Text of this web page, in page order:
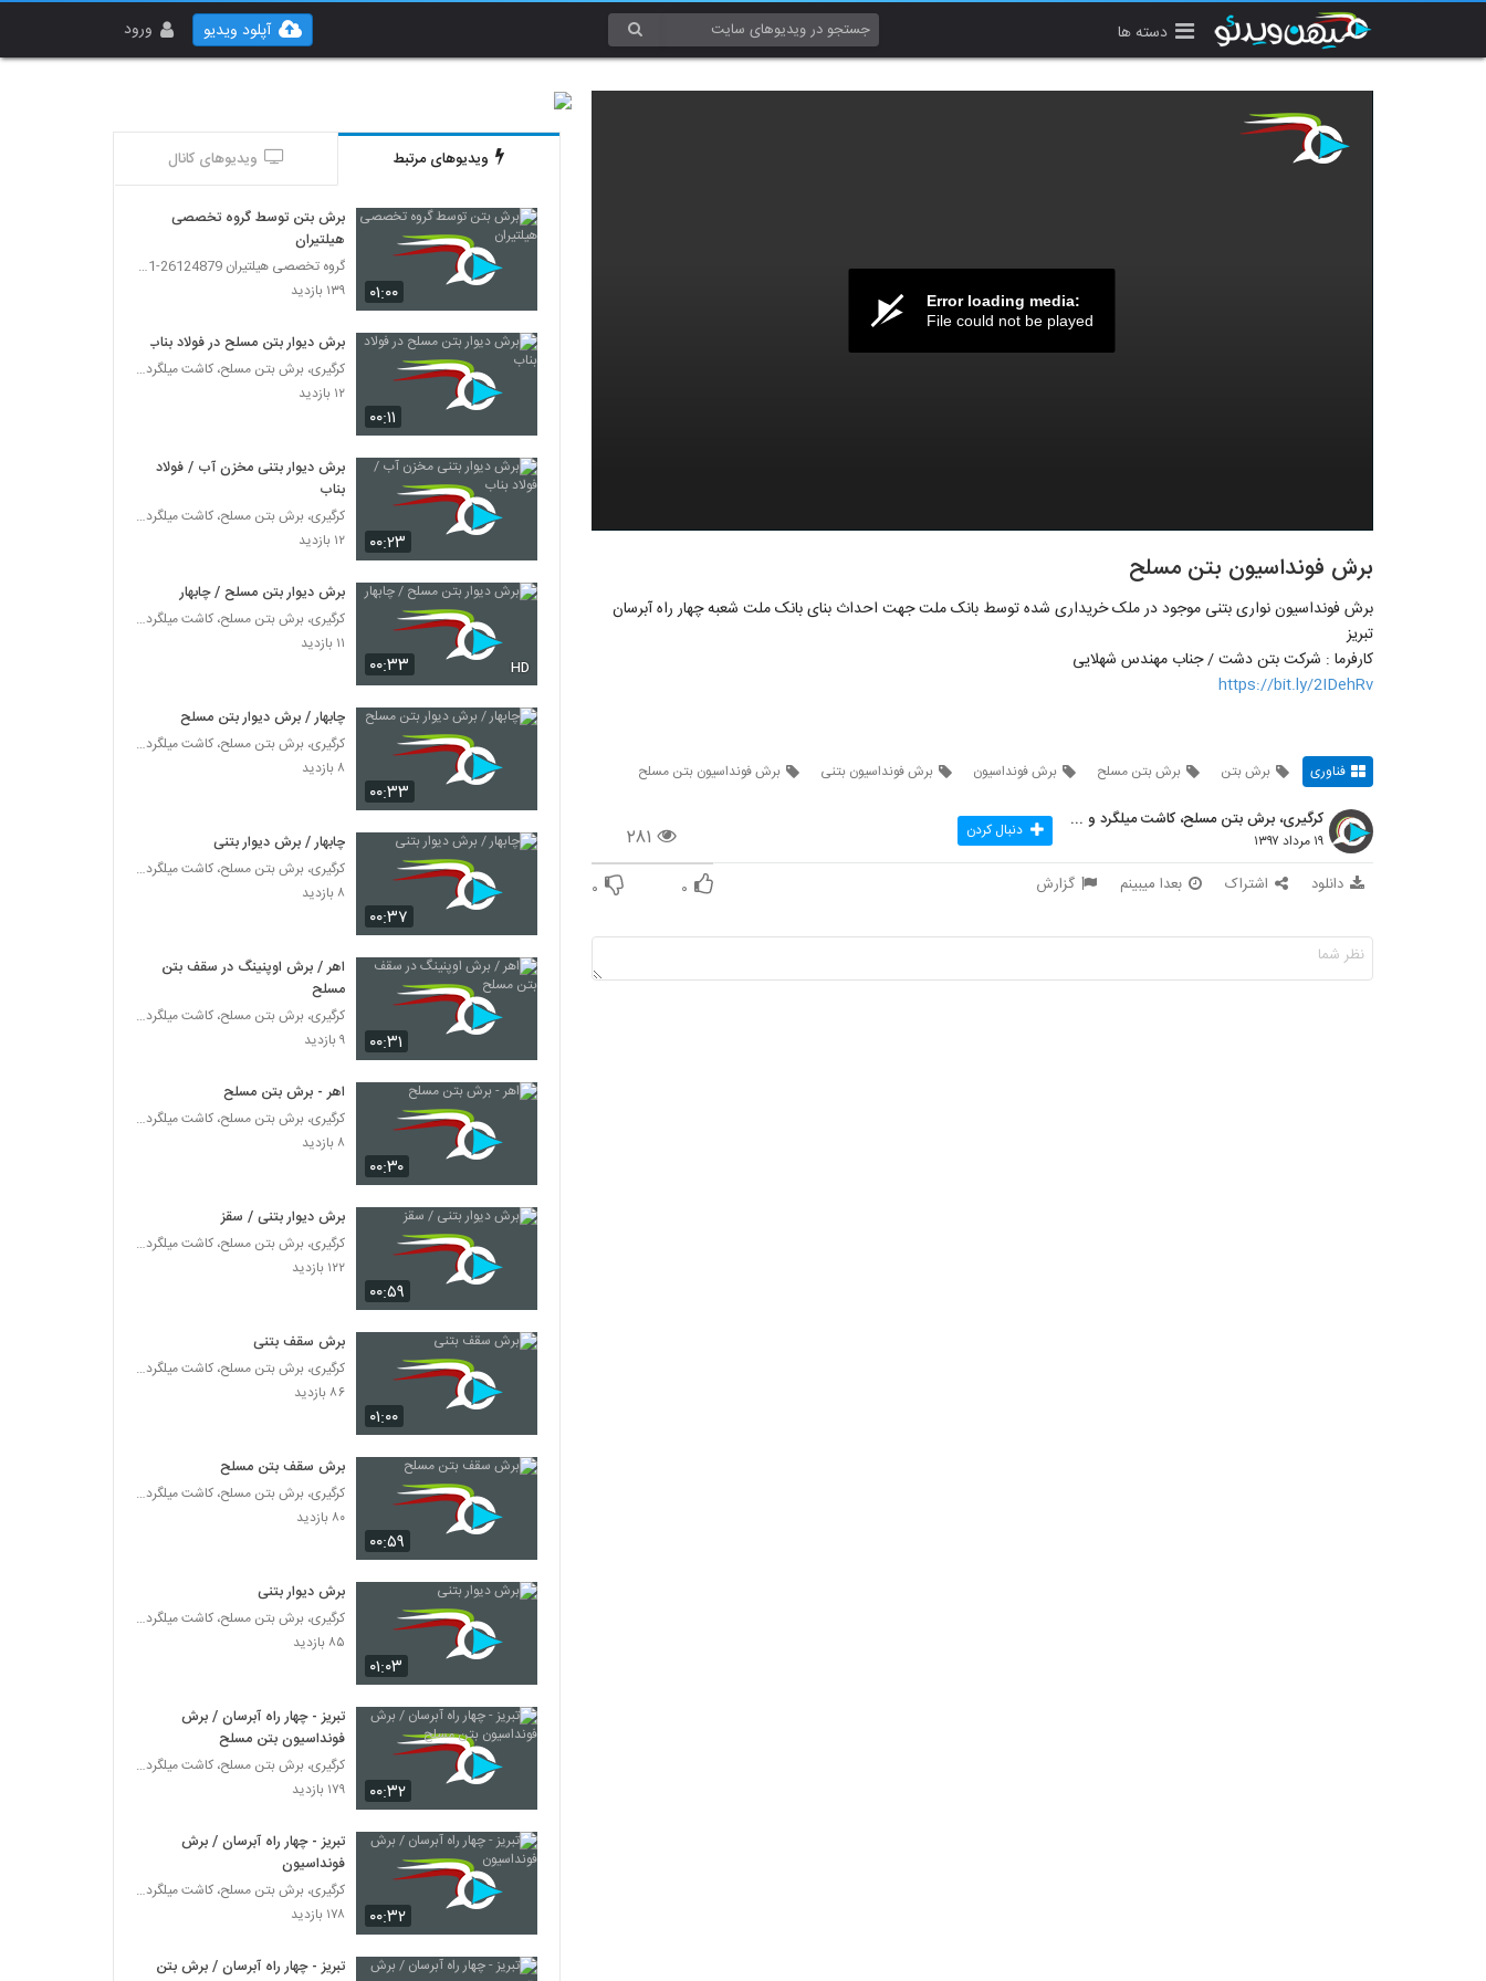
دسته ها ورود آپلود ویدیو
Error loading media:
File could not be played
برش فونداسیون بتن مسلح
برش فونداسیون نواری بتنی موجود در ملک خریداری شده توسط بانک ملت جهت احداث بنای بانک ملت شعبه چهار راه آبرسان
تبریز
کارفرما : شرکت بتن دشت / جناب مهندس شهلایی
https://bit.ly/2IDehRv
فناوری برش بتن برش بتن مسلح برش فونداسیون برش فونداسیون بتنی برش فونداسیون بتن مسلح
۲۸۱
کرگیری، برش بتن مسلح، کاشت میلگرد و بولت در بتن
۱۹ مرداد ۱۳۹۷ دنبال کردن
دانلود اشتراک بعدا میبینم گزارش ۰ ۰
ویدیوهای مرتبط ویدیوهای کانال
۰۱:۰۰
برش بتن توسط گروه تخصصی
هیلتیران
گروه تخصصی هیلتیران 26124879-021
۱۳۹ بازدید
۰۰:۱۱
برش دیوار بتن مسلح در فولاد بناب
کرگیری، برش بتن مسلح، کاشت میلگرد و بولت در بتن
۱۲ بازدید
۰۰:۲۳
برش دیوار بتنی مخزن آب / فولاد
بناب
کرگیری، برش بتن مسلح، کاشت میلگرد و بولت در بتن
۱۲ بازدید
۰۰:۳۳ HD
برش دیوار بتن مسلح / چابهار
کرگیری، برش بتن مسلح، کاشت میلگرد و بولت در بتن
۱۱ بازدید
۰۰:۳۳
چابهار / برش دیوار بتن مسلح
کرگیری، برش بتن مسلح، کاشت میلگرد و بولت در بتن
۸ بازدید
۰۰:۳۷
چابهار / برش دیوار بتنی
کرگیری، برش بتن مسلح، کاشت میلگرد و بولت در بتن
۸ بازدید
۰۰:۳۱
اهر / برش اوپنینگ در سقف بتن
مسلح
کرگیری، برش بتن مسلح، کاشت میلگرد و بولت در بتن
۹ بازدید
۰۰:۳۰
اهر - برش بتن مسلح
کرگیری، برش بتن مسلح، کاشت میلگرد و بولت در بتن
۸ بازدید
۰۰:۵۹
برش دیوار بتنی / سقز
کرگیری، برش بتن مسلح، کاشت میلگرد و بولت در بتن
۱۲۲ بازدید
۰۱:۰۰
برش سقف بتنی
کرگیری، برش بتن مسلح، کاشت میلگرد و بولت در بتن
۸۶ بازدید
۰۰:۵۹
برش سقف بتن مسلح
کرگیری، برش بتن مسلح، کاشت میلگرد و بولت در بتن
۸۰ بازدید
۰۱:۰۳
برش دیوار بتنی
کرگیری، برش بتن مسلح، کاشت میلگرد و بولت در بتن
۸۵ بازدید
۰۰:۳۲
تبریز - چهار راه آبرسان / برش
فونداسیون بتن مسلح
کرگیری، برش بتن مسلح، کاشت میلگرد و بولت در بتن
۱۷۹ بازدید
۰۰:۳۲
تبریز - چهار راه آبرسان / برش
فونداسیون
کرگیری، برش بتن مسلح، کاشت میلگرد و بولت در بتن
۱۷۸ بازدید
تبریز - چهار راه آبرسان / برش بتن